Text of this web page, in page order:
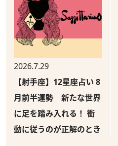
2026.7.29
【射手座】12星座占い 8
月前半運勢 新たな世界
に足を踏み入れる！ 衝
動に従うのが正解のとき